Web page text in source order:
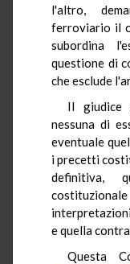
l'altro,
ferroviario il
subordina
questione di
che esclude
Il giudice
nessuna di
eventuale
i precetti
definitiva,
e quella
Questa